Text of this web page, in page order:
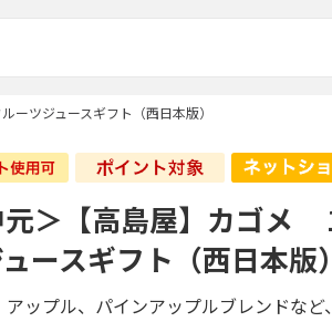
ツジュースギフト（西日本版）
元＞【高島屋】カゴメ
ースギフト（西日本版）
アップル、パインアップルブレンドなど